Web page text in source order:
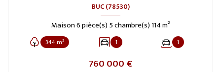
BUC (78530)
Maison 6 pièce(s) 5 chambre(s) 114 m²
344 m² 1 1
760 000 €